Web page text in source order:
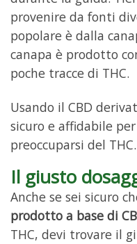
provenire da fonti
popolare è dalla
canapa è prodotto
poche tracce di THC.
Usando il CBD
sicuro e affidabile
preoccuparsi del THC.
Il giusto
Anche se sei sicuro
prodotto a base di
THC, devi trovare il